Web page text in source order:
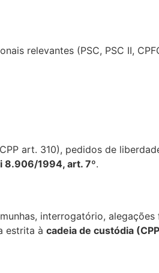
relevantes (PSC, PSC II,
art. 310), pedidos de
8.906/1994, art. 7º.
interrogatório, alegações
estrita à cadeia de custódia